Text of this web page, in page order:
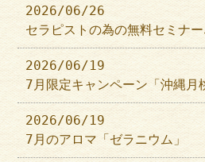
2026/06/26
セラピストの為の無料セミナ
2026/06/19
7月限定キャンペーン「沖縄月
2026/06/19
7月のアロマ「ゼラニウム」